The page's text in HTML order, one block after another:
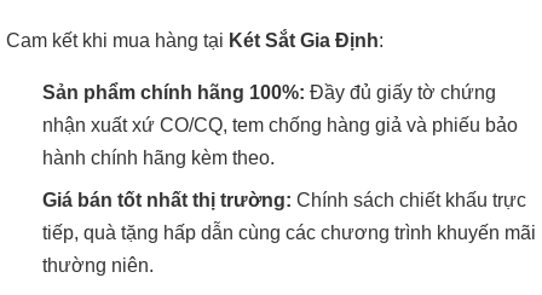
Cam kết khi mua hàng tại Két Sắt Gia Định:
Sản phẩm chính hãng 100%: Đầy đủ giấy tờ chứng
nhận xuất xứ CO/CQ, tem chống hàng giả và phiếu bảo
hành chính hãng kèm theo.
Giá bán tốt nhất thị trường: Chính sách chiết khấu trực
tiếp, quà tặng hấp dẫn cùng các chương trình khuyến mãi
thường niên.